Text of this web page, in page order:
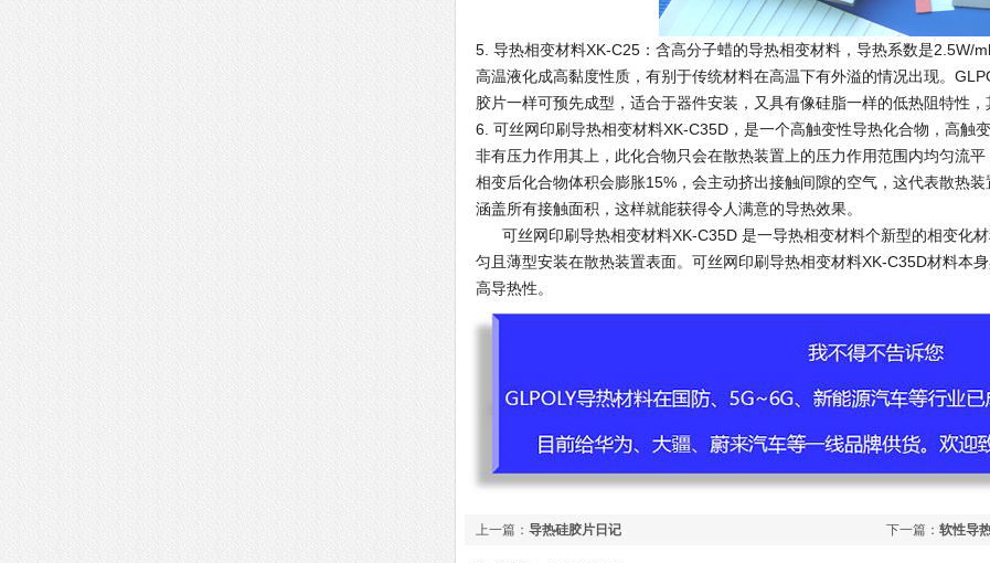
5. 导热相变材料XK-C25：含高分子蜡的导热相变材料，导热系数是2.5W/
高温液化成高黏度性质，有别于传统材料在高温下有外溢的情况出现。
胶片一样可预先成型，适合于器件安装，又具有像硅脂一样的低热阻特性，
6. 可丝网印刷导热相变材料XK-C35D，是一个高触变性导热化合物，高触
非有压力作用其上，此化合物只会在散热装置上的压力作用范围内均匀流
相变后化合物体积会膨胀15%，会主动挤出接触间隙的空气，这代表散热
涵盖所有接触面积，这样就能获得令人满意的导热效果。
可丝网印刷导热相变材料XK-C35D 是一导热相变材料个新型的相变化
匀且薄型安装在散热装置表面。可丝网印刷导热相变材料XK-C35D材料本
高导热性。
上一篇： 导热硅胶片日记 下一篇： 软性导